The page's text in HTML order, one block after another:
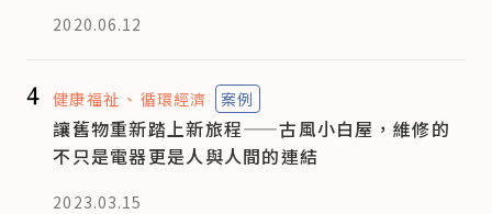
2020.06.12
4 健康福祉 循環經濟 案例
讓舊物重新踏上新旅程——古風小白屋，維修的
不只是電器更是人與人間的連結
2023.03.15